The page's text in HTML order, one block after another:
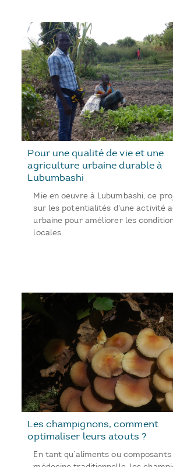
Pour une qualité de vie et une
agriculture urbaine durable à
Lubumbashi
Mie en oeuvre à Lubumbashi, ce
sur les potentialités d'une activité
urbaine pour améliorer les
locales.
Les champignons, comment
optimaliser leurs atouts ?
En tant qu’aliments ou